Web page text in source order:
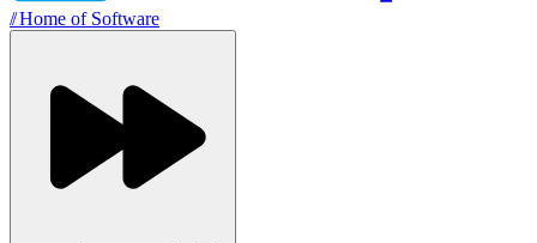
//Home of Software